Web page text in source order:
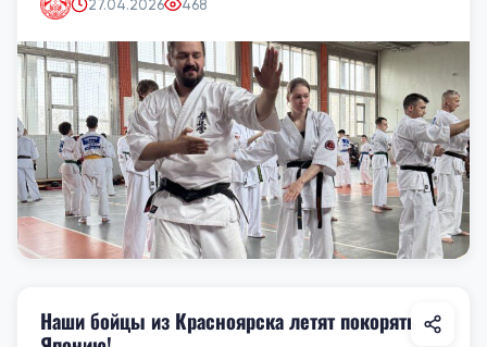
27.04.2026 468
Наши бойцы из Красноярска летят покорять